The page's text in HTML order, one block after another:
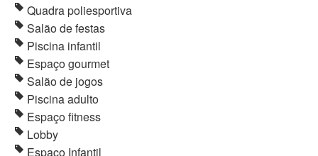
Quadra poliesportiva
Salão de festas
Piscina infantil
Espaço gourmet
Salão de jogos
Piscina adulto
Espaço fitness
Lobby
Espaço Infantil